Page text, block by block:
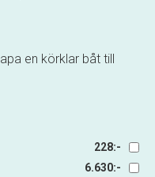
en körklar båt till
228:-
6.630:-